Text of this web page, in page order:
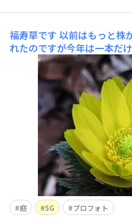
福寿草です 以前はもっと株
れたのですが今年は一本だ
庭 5G プロフォト